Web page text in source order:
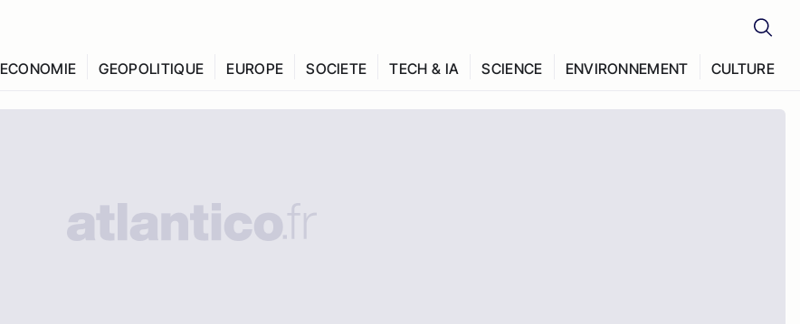
ECONOMIE GEOPOLITIQUE EUROPE SOCIETE TECH & IA SCIENCE ENVIRONNEMENT CULTURE